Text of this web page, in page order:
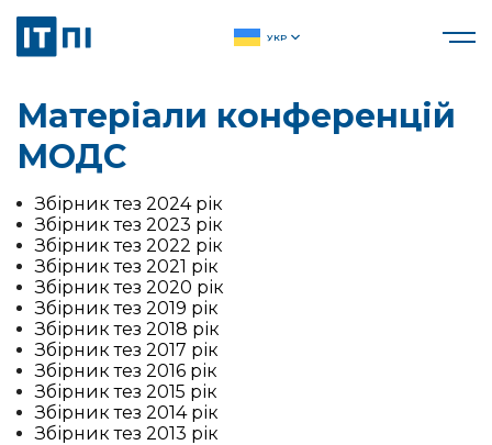
УКР
Матеріали конференцій
МОДС
Збірник тез 2024 рік
Збірник тез 2023 рік
Збірник тез 2022 рік
Збірник тез 2021 рік
Збірник тез 2020 рік
Збірник тез 2019 рік
Збірник тез 2018 рік
Збірник тез 2017 рік
Збірник тез 2016 рік
Збірник тез 2015 рік
Збірник тез 2014 рік
Збірник тез 2013 рік